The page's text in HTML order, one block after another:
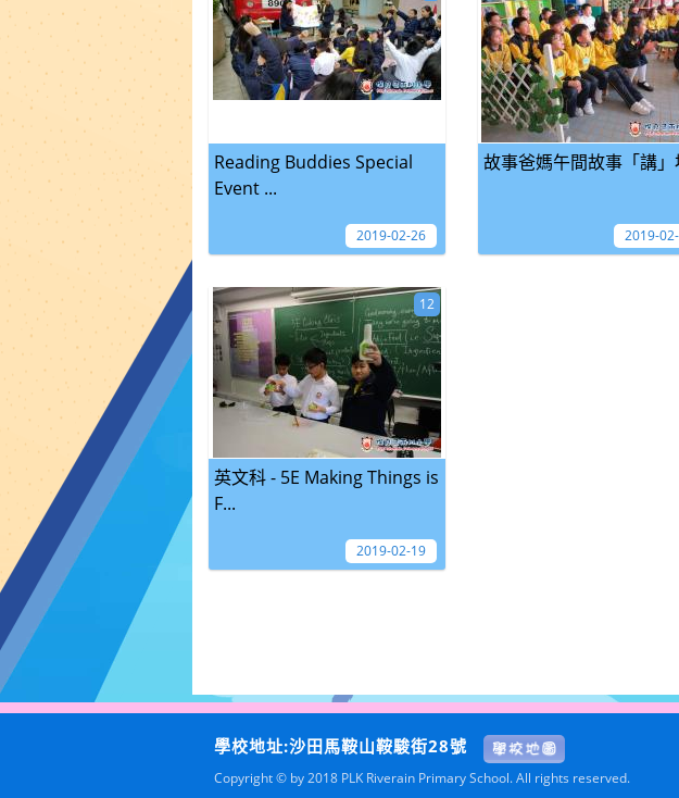
Reading Buddies Special
Event ...
2019-02-26
故事爸媽午間故事「講」
2019-
英文科 - 5E Making Things is
F...
12
2019-02-19
學校地址:沙田馬鞍山鞍駿街28號
Copyright © by 2018 PLK Riverain Primary School. All rights reserved.